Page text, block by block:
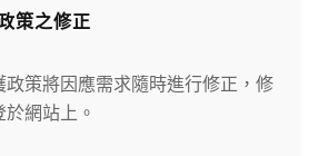
策之修正
政策將因應需求隨時進行修正，修
網站上。